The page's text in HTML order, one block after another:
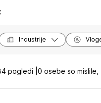
Industrije
pogledi | 0 osebe so